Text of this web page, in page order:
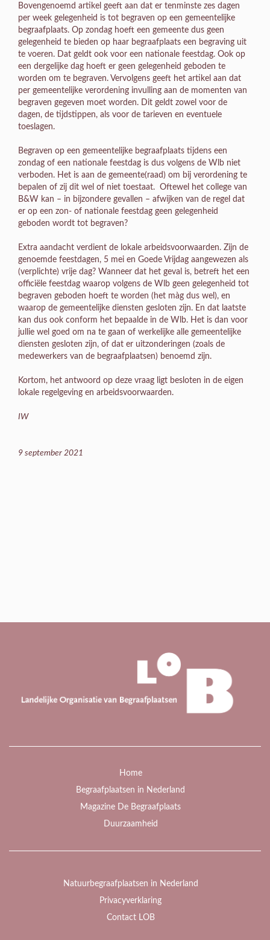
Bovengenoemd artikel geeft aan dat er tenminste zes dagen
per week gelegenheid is tot begraven op een gemeentelijke
begraafplaats. Op zondag hoeft een gemeente dus geen
gelegenheid te bieden op haar begraafplaats een begraving uit
te voeren. Dat geldt ook voor een nationale feestdag. Ook op
een dergelijke dag hoeft er geen gelegenheid geboden te
worden om te begraven. Vervolgens geeft het artikel aan dat
per gemeentelijke verordening invulling aan de momenten van
begraven gegeven moet worden. Dit geldt zowel voor de
dagen, de tijdstippen, als voor de tarieven en eventuele
toeslagen.
Begraven op een gemeentelijke begraafplaats tijdens een
zondag of een nationale feestdag is dus volgens de Wlb niet
verboden. Het is aan de gemeente(raad) om bij verordening te
bepalen of zij dit wel of niet toestaat. Oftewel het college van
B&W kan – in bijzondere gevallen – afwijken van de regel dat
er op een zon- of nationale feestdag geen gelegenheid
geboden wordt tot begraven?
Extra aandacht verdient de lokale arbeidsvoorwaarden. Zijn de
genoemde feestdagen, 5 mei en Goede Vrijdag aangewezen als
(verplichte) vrije dag? Wanneer dat het geval is, betreft het een
officiële feestdag waarop volgens de Wlb geen gelegenheid tot
begraven geboden hoeft te worden (het màg dus wel), en
waarop de gemeentelijke diensten gesloten zijn. En dat laatste
kan dus ook conform het bepaalde in de Wlb. Het is dan voor
jullie wel goed om na te gaan of werkelijke alle gemeentelijke
diensten gesloten zijn, of dat er uitzonderingen (zoals de
medewerkers van de begraafplaatsen) benoemd zijn.
Kortom, het antwoord op deze vraag ligt besloten in de eigen
lokale regelgeving en arbeidsvoorwaarden.
IW
9 september 2021
Home
Begraafplaatsen in Nederland
Magazine De Begraafplaats
Duurzaamheid
Natuurbegraafplaatsen in Nederland
Privacyverklaring
Contact LOB